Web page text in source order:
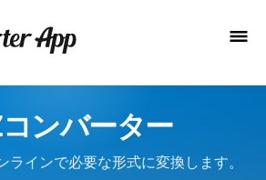
ンバーター
ラインで必要な形式に変換します。